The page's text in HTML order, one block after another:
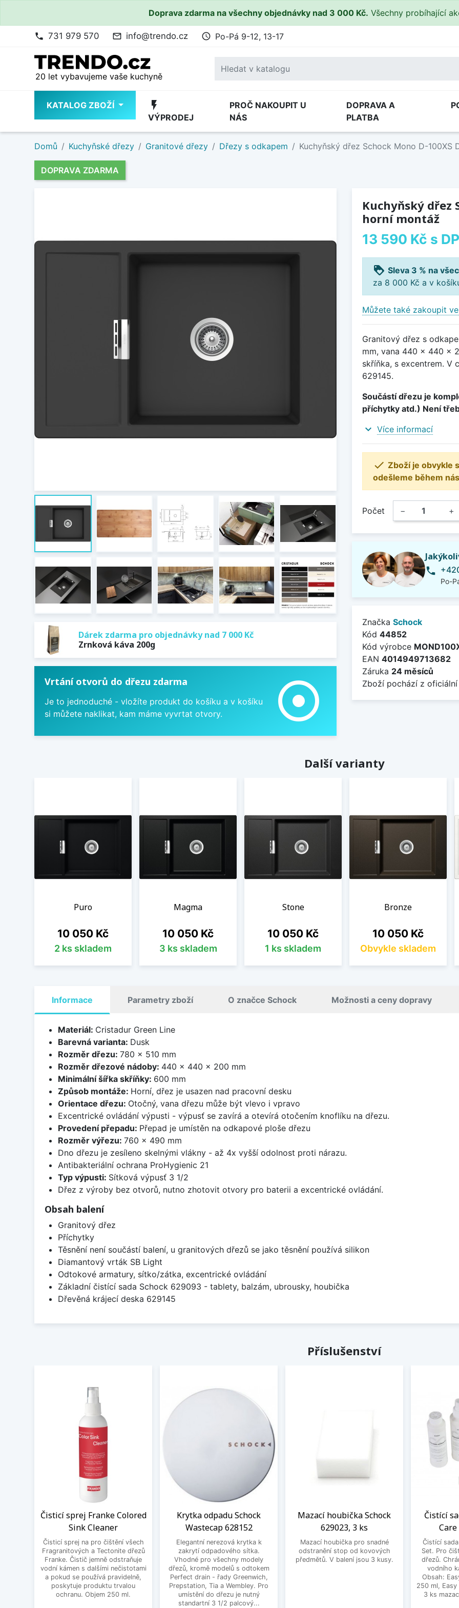
Doprava zdarma na všechny objednávky nad 3 000 Kč. Všechny probíhající
phone 731 979 570 mail_outline info@trendo.cz access_time Po-Pá 9-12, 13-17
20 let vybavujeme vaše kuchyně
KATALOG ZBOŽÍ flash_on
VÝPRODEJ
PROČ NAKOUPIT U
NÁS
DOPRAVA A
PLATBA
Domů Kuchyňské dřezy Granitové dřezy Dřezy s odkapem Kuchyňský dřez Schock Mono D-100XS
DOPRAVA ZDARMA
Dárek zdarma pro objednávky nad 7 000 Kč
Zrnková káva 200g
Vrtání otvorů do dřezu zdarma
Je to jednoduché - vložíte produkt do košíku a v košíku
si můžete naklikat, kam máme vyvrtat otvory.
adjust
Kuchyňský dřez
horní montáž
13 590 Kč s
loyalty Sleva 3 % na
za 8 000 Kč a v
Můžete také zakoupit
Granitový dřez s
mm, vana 440 x 440 x
skříňka, s excentrem. V
629145.
Součástí dřezu je
příchytky atd.) Není
expand_more Více informací
 Zboží je obvykle
odešleme během
Počet − +
phone
Po-
Značka Schock
Kód 44852
Kód výrobce
EAN 4014949713682
Záruka 24 měsíců
Zboží pochází z
Další varianty
Puro
Cena
10 050 Kč
2 ks skladem
Magma
Cena
10 050 Kč
3 ks skladem
Stone
Cena
10 050 Kč
1 ks skladem
Bronze
Cena
10 050 Kč
Obvykle skladem
Informace Parametry zboží O značce Schock Možnosti a ceny dopravy
Materiál: Cristadur Green Line
Barevná varianta: Dusk
Rozměr dřezu: 780 x 510 mm
Rozměr dřezové nádoby: 440 x 440 x 200 mm
Minimální šířka skříňky: 600 mm
Způsob montáže: Horní, dřez je usazen nad pracovní desku
Orientace dřezu: Otočný, vana dřezu může být vlevo i vpravo
Excentrické ovládání výpusti - výpusť se zavírá a otevírá otočením knoflíku na dřezu.
Provedení přepadu: Přepad je umístěn na odkapové ploše dřezu
Rozměr výřezu: 760 x 490 mm
Dno dřezu je zesíleno skelnými vlákny - až 4x vyšší odolnost proti nárazu.
Antibakteriální ochrana ProHygienic 21
Typ výpusti: Sítková výpusť 3 1/2
Dřez z výroby bez otvorů, nutno zhotovit otvory pro baterii a excentrické ovládání.
Obsah balení
Granitový dřez
Příchytky
Těsnění není součástí balení, u granitových dřezů se jako těsnění používá silikon
Diamantový vrták SB Light
Odtokové armatury, sítko/zátka, excentrické ovládání
Základní čistící sada Schock 629093 - tablety, balzám, ubrousky, houbička
Dřevěná krájecí deska 629145
Příslušenství
Čisticí sprej Franke Colored
Sink Cleaner
Čisticí sprej na pro čištění všech
Fragranitových a Tectonite dřezů
Franke. Čistič jemně odstraňuje
vodní kámen s dalšími nečistotami
a pokud se používá pravidelně,
poskytuje produktu trvalou
ochranu. Objem 250 ml.
Krytka odpadu Schock
Wastecap 628152
Elegantní nerezová krytka k
zakrytí odpadového sítka.
Vhodné pro všechny modely
dřezů, kromě modelů s odtokem
Perfect drain - řady Greenwich,
Prepstation, Tia a Wembley. Pro
umístění do dřezu je nutný
standartní 3 1/2 palcový...
Mazací houbička Schock
629023, 3 ks
Mazací houbička pro snadné
odstranění stop od kovových
předmětů. V balení jsou 3 kusy.
Čistící
Care
Čistící
Set. Pro
dřezů.
vodního
Obsah:
250 ml,
3 ks